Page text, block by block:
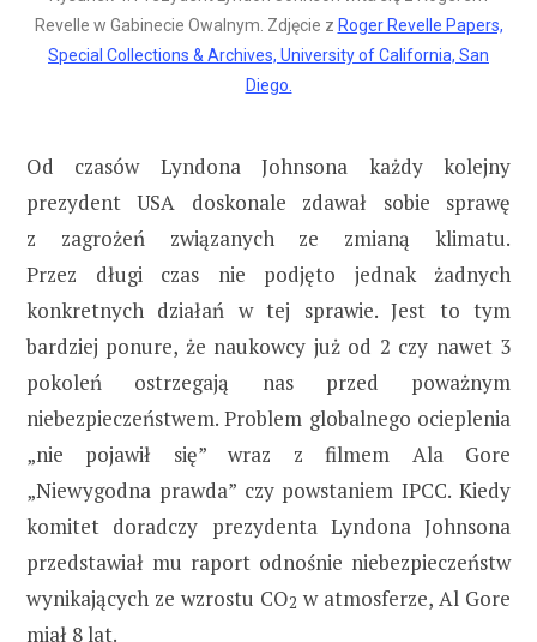
Revelle w Gabinecie Owalnym. Zdjęcie z Roger Revelle Papers,
Special Collections & Archives, University of California, San
Diego.
Od czasów Lyndona Johnsona każdy kolejny
prezydent USA doskonale zdawał sobie sprawę
z zagrożeń związanych ze zmianą klimatu.
Przez długi czas nie podjęto jednak żadnych
konkretnych działań w tej sprawie. Jest to tym
bardziej ponure, że naukowcy już od 2 czy nawet 3
pokoleń ostrzegają nas przed poważnym
niebezpieczeństwem. Problem globalnego ocieplenia
„nie pojawił się” wraz z filmem Ala Gore
„Niewygodna prawda” czy powstaniem IPCC. Kiedy
komitet doradczy prezydenta Lyndona Johnsona
przedstawiał mu raport odnośnie niebezpieczeństw
wynikających ze wzrostu CO2 w atmosferze, Al Gore
miał 8 lat.